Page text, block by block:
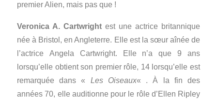
premier Alien, mais pas que !
Veronica A. Cartwright est une actrice britannique
née à Bristol, en Angleterre. Elle est la sœur aînée de
l’actrice Angela Cartwright. Elle n’a que 9 ans
lorsqu’elle obtient son premier rôle, 14 lorsqu’elle est
remarquée dans « Les Oiseaux« . À la fin des
années 70, elle auditionne pour le rôle d’Ellen Ripley